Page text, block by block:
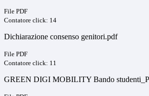
File PDF
Contatore click: 14
Dichiarazione consenso genitori.pdf
File PDF
Contatore click: 11
GREEN DIGI MOBILITY Bando